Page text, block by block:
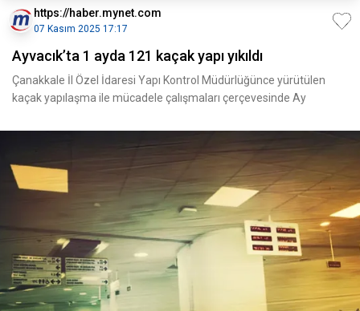
https://haber.mynet.com
07 Kasım 2025 17:17
Ayvacık’ta 1 ayda 121 kaçak yapı yıkıldı
Çanakkale İl Özel İdaresi Yapı Kontrol Müdürlüğünce yürütülen
kaçak yapılaşma ile mücadele çalışmaları çerçevesinde Ay